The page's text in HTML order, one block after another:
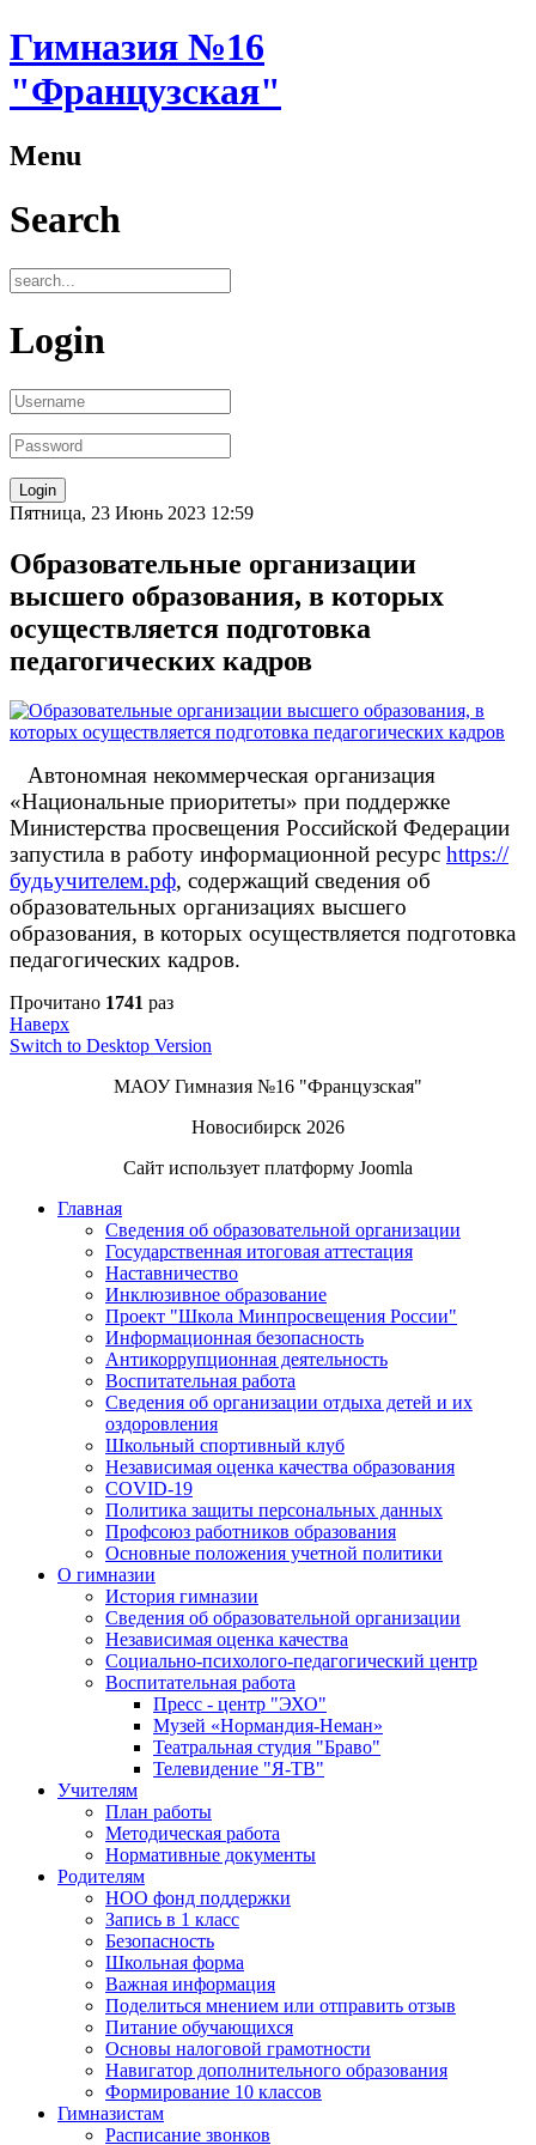
Гимназия №16
"Французская"
Menu
Search
Login
Пятница, 23 Июнь 2023 12:59
Образовательные организации
высшего образования, в которых
осуществляется подготовка
педагогических кадров
Автономная некоммерческая организация
«Национальные приоритеты» при поддержке
Министерства просвещения Российской Федерации
запустила в работу информационной ресурс https://
будьучителем.рф, содержащий сведения об
образовательных организациях высшего
образования, в которых осуществляется подготовка
педагогических кадров.
Прочитано 1741 раз
Наверх
Switch to Desktop Version
МАОУ Гимназия №16 "Французская"
Новосибирск 2026
Сайт использует платформу Joomla
Главная
Сведения об образовательной организации
Государственная итоговая аттестация
Наставничество
Инклюзивное образование
Проект "Школа Минпросвещения России"
Информационная безопасность
Антикоррупционная деятельность
Воспитательная работа
Сведения об организации отдыха детей и их
оздоровления
Школьный спортивный клуб
Независимая оценка качества образования
COVID-19
Политика защиты персональных данных
Профсоюз работников образования
Основные положения учетной политики
О гимназии
История гимназии
Сведения об образовательной организации
Независимая оценка качества
Социально-психолого-педагогический центр
Воспитательная работа
Пресс - центр "ЭХО"
Музей «Нормандия-Неман»
Театральная студия "Браво"
Телевидение "Я-ТВ"
Учителям
План работы
Методическая работа
Нормативные документы
Родителям
НОО фонд поддержки
Запись в 1 класс
Безопасность
Школьная форма
Важная информация
Поделиться мнением или отправить отзыв
Питание обучающихся
Основы налоговой грамотности
Навигатор дополнительного образования
Формирование 10 классов
Гимназистам
Расписание звонков